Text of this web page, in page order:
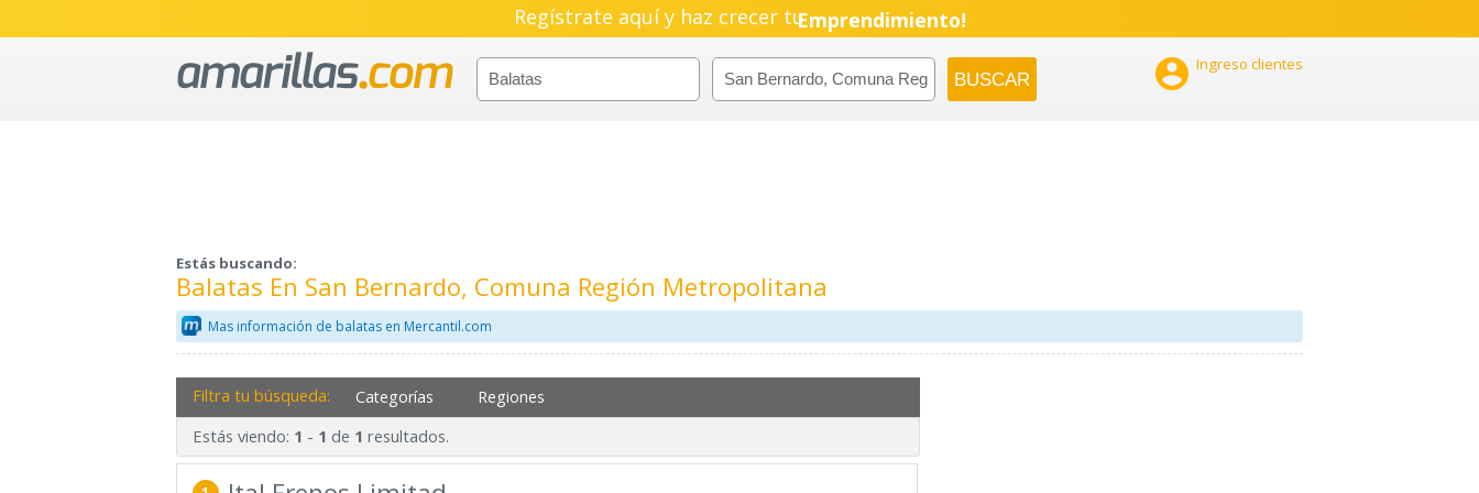
Regístrate aquí y haz crecer tuEmprendimiento!
 Ingreso clientes
Estás buscando:
Balatas En San Bernardo, Comuna Región Metropolitana
Mas información de balatas en Mercantil.com
Filtra tu búsqueda: Categorías Regiones
Estás viendo: 1 - 1 de 1 resultados.